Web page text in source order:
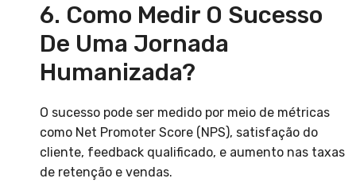
6. Como Medir O Sucesso
De Uma Jornada
Humanizada?
O sucesso pode ser medido por meio de métricas
como Net Promoter Score (NPS), satisfação do
cliente, feedback qualificado, e aumento nas taxas
de retenção e vendas.